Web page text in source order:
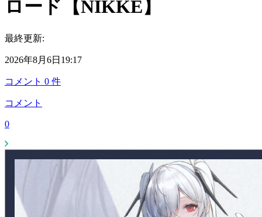
ロード【NIKKE】
最終更新:
2026年8月6日19:17
コメント 0 件
コメント
0